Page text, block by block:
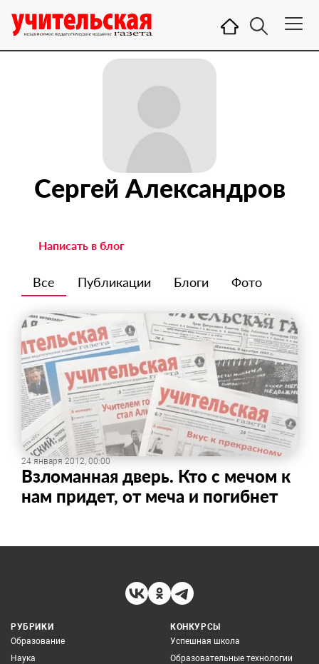
Сергей Александров
Написать в блог
Все Публикации Блоги Фото
24 января 2012, 00:00
Взломанная дверь. Кто с мечом к
нам придет, от меча и погибнет
РУБРИКИ
Образование
Наука
КОНКУРСЫ
Успешная школа
Образовательные технологии